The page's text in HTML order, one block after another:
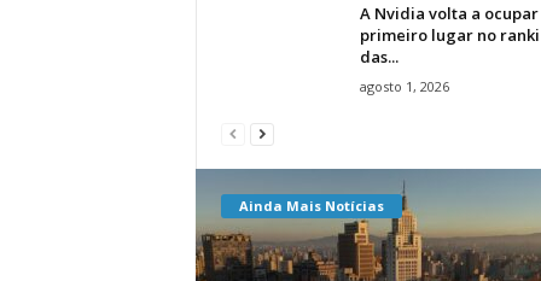
A Nvidia volta a ocupar
primeiro lugar no
das...
agosto 1, 2026
Ainda Mais Notícias